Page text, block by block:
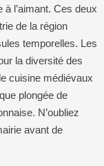
l’aimant. Ces deux
de la région
temporelles. Les
la diversité des
cuisine médiévaux
plongée de
N’oubliez
avant de